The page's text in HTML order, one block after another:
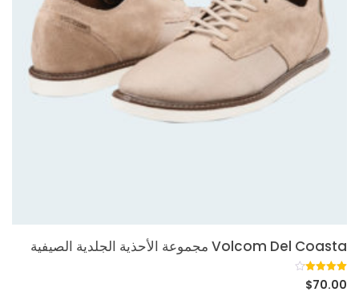
Volcom Del Coasta مجموعة الأحذية الجلدية الصيفية
تم التقييم
بـ4.20
5
$70.00